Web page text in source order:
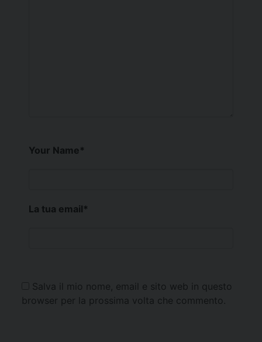
Your Name*
La tua email*
Salva il mio nome, email e sito web in questo
browser per la prossima volta che commento.